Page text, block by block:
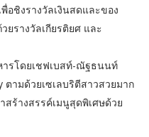
อชิงรางวัลเงินสดและของ
ยรางวัลเกียรติยศ และ
ารโดยเชฟเบสท์-ณัฐธนนท์
ตามด้วยเซเลบริตีสาวสวยมาก
ร้างสรรค์เมนูสุดพิเศษด้วย